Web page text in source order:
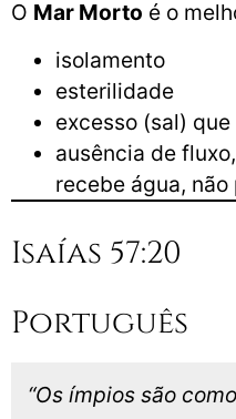
O Mar Morto é o
isolamento
esterilidade
excesso (sal) que
ausência de
recebe água,
Isaías 57:20
Português
“Os ímpios são